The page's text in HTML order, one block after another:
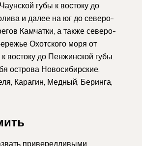
губы к востоку до
и далее на юг до северо-
Камчатки, а также северо-
Охотского моря от
востоку до Пенжинской губы.
острова Новосибирские,
Карагин, Медный, Беринга,
привередливыми